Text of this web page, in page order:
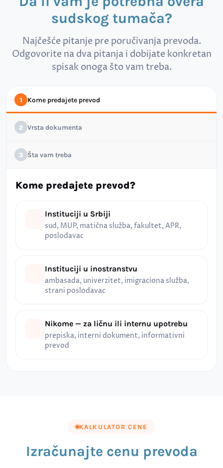
sudskog tumača?
Najčešće pitanje pre poručivanja prevoda.
Odgovorite na dva pitanja i dobijate konkretan
spisak onoga što vam treba.
1 Kome predajete prevod
2 Vrsta dokumenta
3 Šta vam treba
Kome predajete prevod?
Instituciji u Srbiji
sud, MUP, matična služba, fakultet, APR,
poslodavac
Instituciji u inostranstvu
ambasada, univerzitet, imigraciona služba,
strani poslodavac
Nikome — za ličnu ili internu upotrebu
prepiska, interni dokument, informativni
prevod
KALKULATOR CENE
Izračunajte cenu prevoda